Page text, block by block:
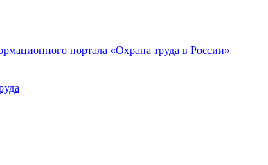
портала «Охрана труда в России»